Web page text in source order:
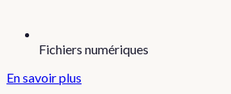
Fichiers numériques
En savoir plus